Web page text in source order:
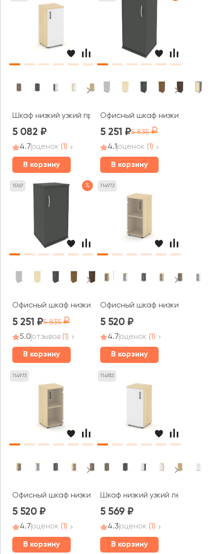
Шкаф низкий узкий правый закрытый 400x400x833
5 082
4.7оценок (1)
В корзину
Офисный шкаф низкий узкий
5 251 5 835
4.1 оценок (1)
В корзину
15167 %
Офисный шкаф низкий узкий правый 1 низкая дверь
5 251 5 835
5.0отзывов (1)
В корзину
114972
Офисный шкаф низкий узкий
5 520
4.7оценок (1)
В корзину
114973
Офисный шкаф низкий узкий правый прозр. стекло
5 520
4.7оценок (1)
В корзину
114933
Шкаф низкий узкий левый
5 569
4.3оценок (1)
В корзину